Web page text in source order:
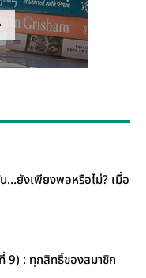
…ยังเพียงพอหรือไม่? เมื่อ
9) : ทุกสิทธิ์ของสมาชิก